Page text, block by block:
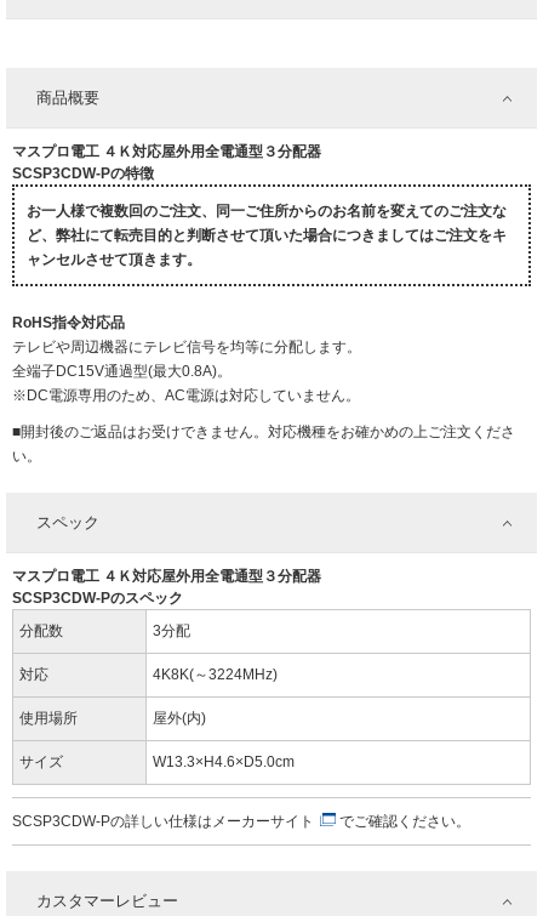
商品概要
マスプロ電工 ４Ｋ対応屋外用全電通型３分配器
SCSP3CDW-Pの特徴
お一人様で複数回のご注文、同一ご住所からのお名前を変えてのご注文な
ど、弊社にて転売目的と判断させて頂いた場合につきましてはご注文をキ
ャンセルさせて頂きます。
RoHS指令対応品
テレビや周辺機器にテレビ信号を均等に分配します。
全端子DC15V通過型(最大0.8A)。
※DC電源専用のため、AC電源は対応していません。
■開封後のご返品はお受けできません。対応機種をお確かめの上ご注文くださ
い。
スペック
マスプロ電工 ４Ｋ対応屋外用全電通型３分配器
SCSP3CDW-Pのスペック
分配数
3分配
対応 4K8K(～3224MHz)
使用場所 屋外(内)
サイズ W13.3×H4.6×D5.0cm
SCSP3CDW-Pの詳しい仕様は メーカーサイト でご確認ください。
カスタマーレビュー